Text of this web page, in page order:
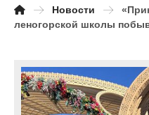
Новости
леногорской школы